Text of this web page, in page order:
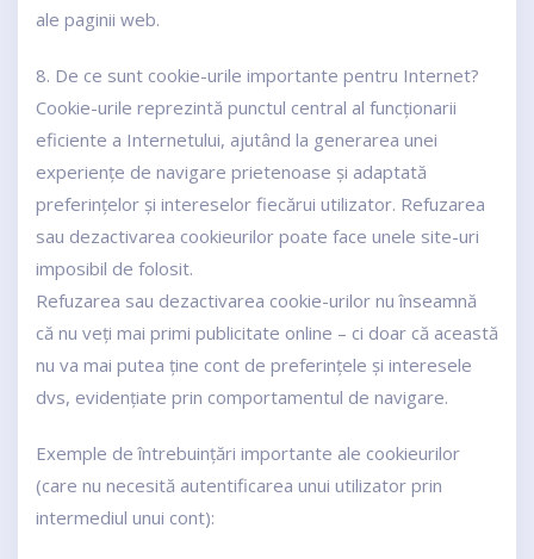
ale paginii web.
8. De ce sunt cookie-urile importante pentru Internet?
Cookie-urile reprezintă punctul central al funcționarii
eficiente a Internetului, ajutând la generarea unei
experiențe de navigare prietenoase și adaptată
preferințelor și intereselor fiecărui utilizator. Refuzarea
sau dezactivarea cookieurilor poate face unele site-uri
imposibil de folosit.
Refuzarea sau dezactivarea cookie-urilor nu înseamnă
că nu veți mai primi publicitate online – ci doar că această
nu va mai putea ține cont de preferințele și interesele
dvs, evidențiate prin comportamentul de navigare.
Exemple de întrebuințări importante ale cookieurilor
(care nu necesită autentificarea unui utilizator prin
intermediul unui cont):